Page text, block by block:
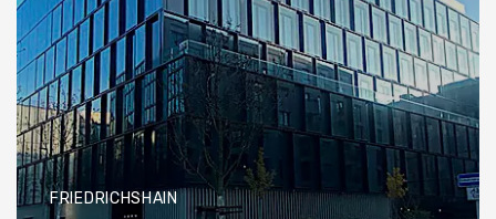
FRIEDRICHSHAIN